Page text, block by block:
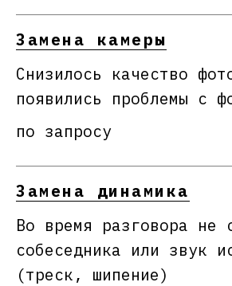
Замена камеры
Снизилось качество
появились проблемы с
по запросу
Замена динамика
Во время разговора не
собеседника или звук
(треск, шипение)